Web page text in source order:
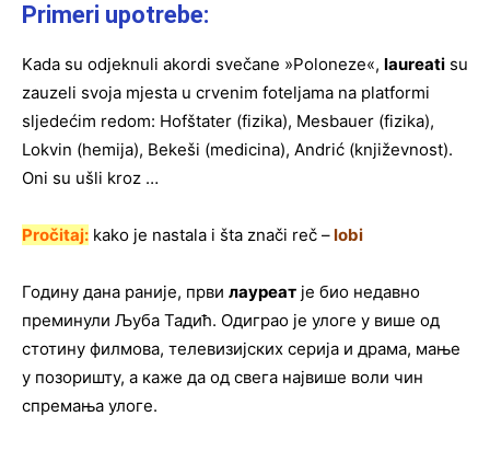
Primeri upotrebe:
Kada su odjeknuli akordi svečane »Poloneze«, laureati su
zauzeli svoja mjesta u crvenim foteljama na platformi
sljedećim redom: Hofštater (fizika), Mesbauer (fizika),
Lokvin (hemija), Bekeši (medicina), Andrić (književnost).
Оni su ušli kroz …
Pročitaj: kako je nastala i šta znači reč –lobi
Годину дана раније, први лауреат је био недавно
преминули Љуба Тадић. Одиграо је улоге у више од
стотину филмова, телевизијских серија и драма, мање
у позоришту, а каже да од свега највише воли чин
спремања улоге.